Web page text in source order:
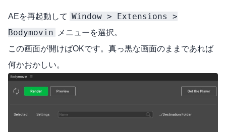
AEを再起動して Window > Extensions >
Bodymovin
メニューを選択。
この画面が開けばOKです。真っ黒な画面のままであれば
何かおかしい。